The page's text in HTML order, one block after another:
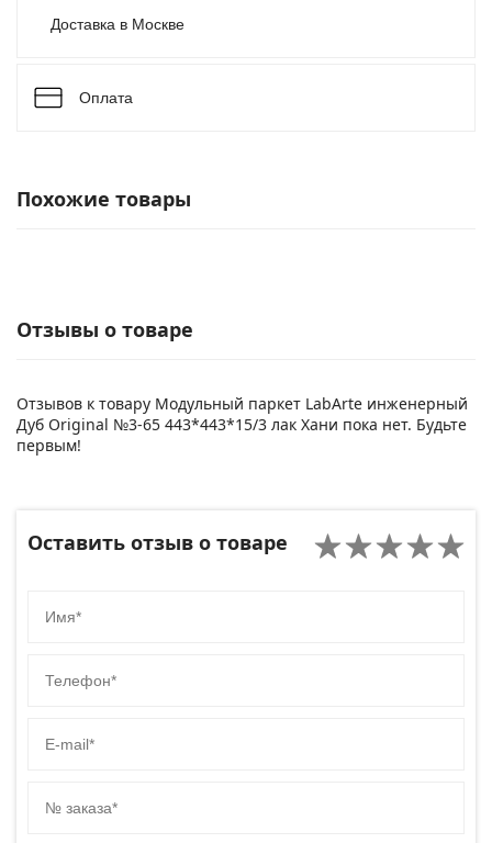
Доставка в Москве
Оплата
Похожие товары
Отзывы о товаре
Отзывов к товару Модульный паркет LabArte инженерный
Дуб Original №3-65 443*443*15/3 лак Хани пока нет. Будьте
первым!
Оставить отзыв о товаре